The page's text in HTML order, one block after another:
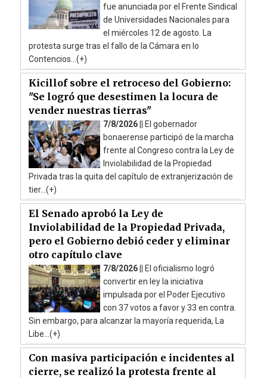
fue anunciada por el Frente Sindical
de Universidades Nacionales para
el miércoles 12 de agosto. La
protesta surge tras el fallo de la Cámara en lo
Contencios...(+)
Kicillof sobre el retroceso del Gobierno:
"Se logró que desestimen la locura de
vender nuestras tierras"
7/8/2026 || El gobernador
bonaerense participó de la marcha
frente al Congreso contra la Ley de
Inviolabilidad de la Propiedad
Privada tras la quita del capítulo de extranjerización de
tier...(+)
El Senado aprobó la Ley de
Inviolabilidad de la Propiedad Privada,
pero el Gobierno debió ceder y eliminar
otro capítulo clave
7/8/2026 || El oficialismo logró
convertir en ley la iniciativa
impulsada por el Poder Ejecutivo
con 37 votos a favor y 33 en contra.
Sin embargo, para alcanzar la mayoría requerida, La
Libe...(+)
Con masiva participación e incidentes al
cierre, se realizó la protesta frente al